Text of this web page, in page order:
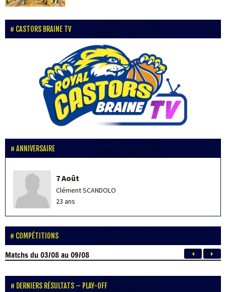
CASTORS BRAINE TV
ANNIVERSAIRE
7 Août
Clément SCANDOLO
23 ans
COMPÉTITIONS
Matchsdu 03/08 au 09/08
DERNIERS RÉSULTATS – PLAY-OFF